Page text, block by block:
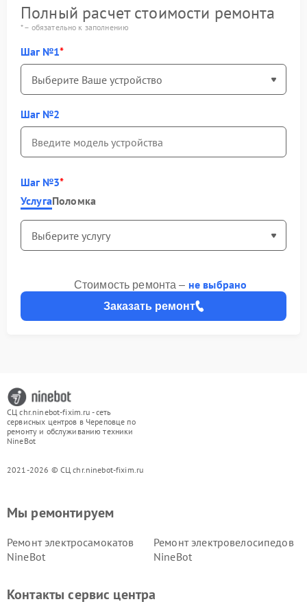
Полный расчет стоимости ремонта
* – обязательно к заполнению
Шаг №1
Шаг №2
Шаг №3
УслугаПоломка
Заказать ремонт
Стоимость ремонта – не выбрано
СЦ chr.ninebot-fixim.ru - сеть
сервисных центров в Череповце по
ремонту и обслуживанию техники
NineBot
2021-2026 © СЦ chr.ninebot-fixim.ru
Мы ремонтируем
Ремонт электросамокатов
NineBot
Ремонт электровелосипедов
NineBot
Контакты сервис центра